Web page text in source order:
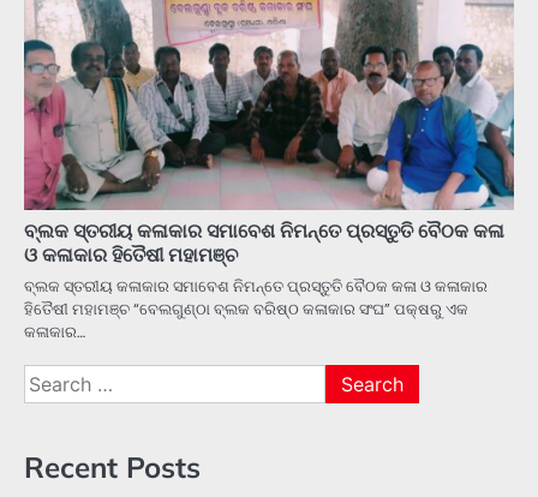
ବ୍ଲକ ସ୍ତରୀୟ କଳାକାର ସମାବେଶ ନିମନ୍ତେ ପ୍ରସ୍ତୁତି ବୈଠକ କଳା
ଓ କଳାକାର ହିତୈଷୀ ମହାମଞ୍ଚ
ବ୍ଲକ ସ୍ତରୀୟ କଳାକାର ସମାବେଶ ନିମନ୍ତେ ପ୍ରସ୍ତୁତି ବୈଠକ କଳା ଓ କଳାକାର
ହିତୈଷୀ ମହାମଞ୍ଚ “ବେଲଗୁଣ୍ଠା ବ୍ଲକ ବରିଷ୍ଠ କଳାକାର ସଂଘ” ପକ୍ଷରୁ ଏକ
କଳାକାର…
Search
for:
Recent Posts